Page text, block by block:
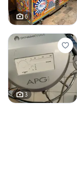
6
3